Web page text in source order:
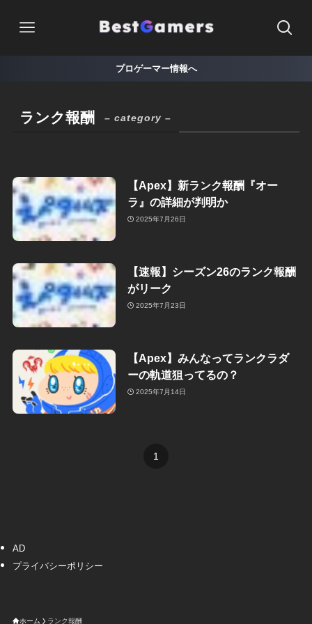
プロゲーマー情報へ
ランク報酬 – category –
【Apex】新ランク報酬『オー
ラ』の詳細が判明か
2025年7月26日
【速報】シーズン26のランク報酬
がリーク
2025年7月23日
【Apex】みんなってランクラダ
ーの軌道狙ってるの？
2025年7月14日
1
AD
プライバシーポリシー
ホーム ランク報酬